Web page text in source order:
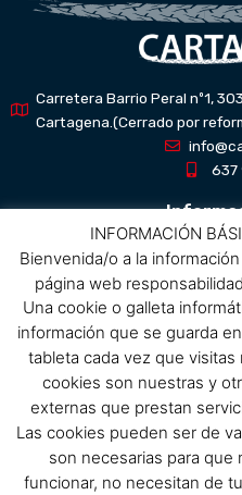
Carretera Barrio Peral nº1,
Cartagena.(Cerrado por
637
Política
Política de
Política
INFORMACIÓN
Bienvenida/o a la
página web
Una cookie o galleta
información que se guarda
tableta cada vez que
cookies son nuestras y
externas que prestan
Las cookies pueden ser de
son necesarias para que
funcionar, no necesitan de